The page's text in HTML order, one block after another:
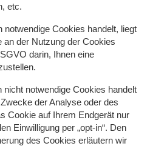
etc.
Cookies handelt, liegt
der Nutzung der Cookies
darin, Ihnen eine
notwendige Cookies handelt
der Analyse oder des
Cookie auf Ihrem Endgerät nur
Einwilligung per „opt-in“. Den
des Cookies erläutern wir